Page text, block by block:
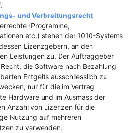
und Verbreitungsrecht
(Programme,
etc.) stehen der 1010-Systems
Lizenzgebern, an den
Leistungen zu. Der Auftraggeber
die Software nach Bezahlung
Entgelts ausschliesslich zu
nur für die im Vertrag
Hardware und im Ausmass der
Anzahl von Lizenzen für die
Nutzung auf mehreren
zu verwenden.